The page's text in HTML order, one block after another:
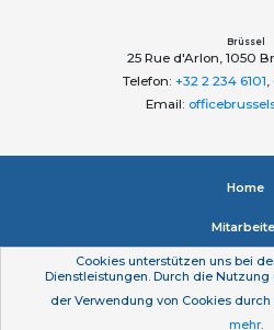
Brüssel
25 Rue d'Arlon, 1050
Telefon: +32 2 234 6101,
Email:
Home
Cookies unterstützen uns bei
Dienstleistungen. Durch die Nutzung
der Verwendung von Cookies durch
mehr.